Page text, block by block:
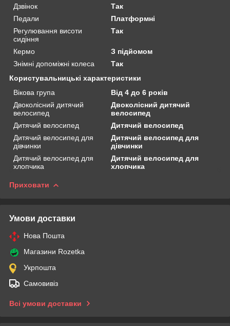
Дзвінок
Так
Педали
Платформні
Регулювання висоти
сидіння
Так
Кермо
З підйомом
Знімні допоміжні колеса
Так
Користувальницькі характеристики
Вікова група
Від 4 до 6 років
Двоколісний дитячий
велосипед
Двоколісний дитячий
велосипед
Дитячий велосипед
Дитячий велосипед
Дитячий велосипед для
дівчинки
Дитячий велосипед для
дівчинки
Дитячий велосипед для
хлопчика
Дитячий велосипед для
хлопчика
Приховати
Умови доставки
Нова Пошта
Магазини Rozetka
Укрпошта
Самовивіз
Всі умови доставки